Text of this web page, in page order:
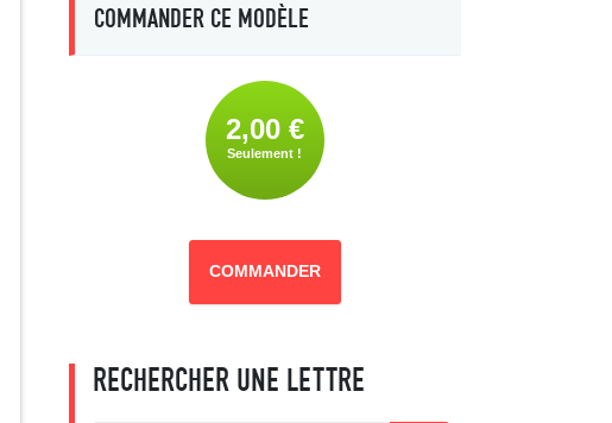
COMMANDER CE MODÈLE
2,00 €
Seulement !
COMMANDER
RECHERCHER UNE LETTRE